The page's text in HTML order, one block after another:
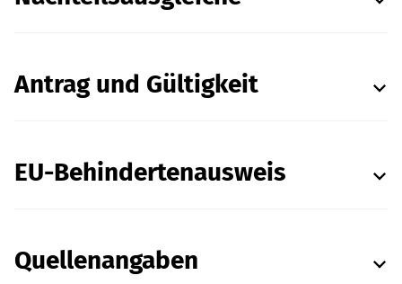
Antrag und Gültigkeit
EU-Behindertenausweis
Quellenangaben